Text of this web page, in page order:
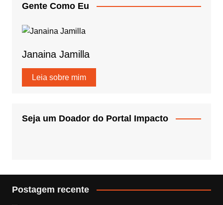
Gente Como Eu
Janaina Jamilla
Leia sobre mim
Seja um Doador do Portal Impacto
Postagem recente